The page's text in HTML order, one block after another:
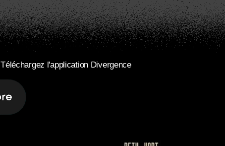
Téléchargez l'application Divergence